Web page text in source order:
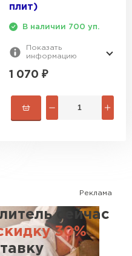
плит)
В наличии 700 уп.
Показать
информацию
1 070 ₽
Реклама
сейчас
30%
Изовол
Термит